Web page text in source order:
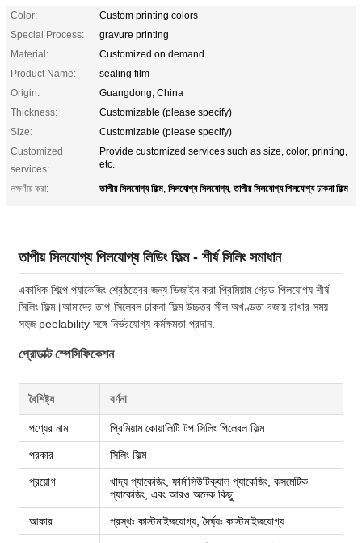
Color:
Custom printing colors
Special Process:
gravure printing
Material:
Customized on demand
Product Name:
sealing film
Origin:
Guangdong, China
Thickness:
Customizable (please specify)
Size:
Customizable (please specify)
Customized
services:
Provide customized services such as size, color, printing,
etc.
লক্ষণীয় করা: তাপীয় সিলযোগ্য ফিল্ম, সিলযোগ্য সিলযোগ্য,তাপীয় সিলযোগ্য পিলযোগ্য ঢাকনা ফিল্ম
তাপীয় সিলযোগ্য পিলযোগ্য লিডিং ফিল্ম - শীর্ষ সিলিং সমাধান
একাধিক শিল্পে প্যাকেজিং শ্রেষ্ঠত্বের জন্য ডিজাইন করা প্রিমিয়াম গ্রেড পিলযোগ্য শীর্ষ
সিলিং ফিল্ম।আমাদের তাপ-সিলেবল ঢাকনা ফিল্ম উচ্চতর সীল অখণ্ডতা বজায় রাখার সময়
সহজ peelability সঙ্গে নির্ভরযোগ্য কর্মক্ষমতা প্রদান.
প্রোডাক্ট স্পেসিফিকেশন
বৈশিষ্ট্য বর্ণনা
পণ্যের নাম প্রিমিয়াম কোয়ালিটি টপ সিলিং পিলেবল ফিল্ম
প্রকার সিলিং ফিল্ম
প্রয়োগ
খাদ্য প্যাকেজিং, ফার্মাসিউটিক্যাল প্যাকেজিং, কসমেটিক
প্যাকেজিং, এবং আরও অনেক কিছু
আকার প্রস্থঃ কাস্টমাইজযোগ্য; দৈর্ঘ্যঃ কাস্টমাইজযোগ্য